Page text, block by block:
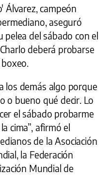
Álvarez, campeón
aseguró
pelea del sábado con el
deberá probarse
los demás algo porque
o bueno qué decir. Lo
el sábado probarme
cima”, afirmó el
de la Asociación
la Federación
Mundial de